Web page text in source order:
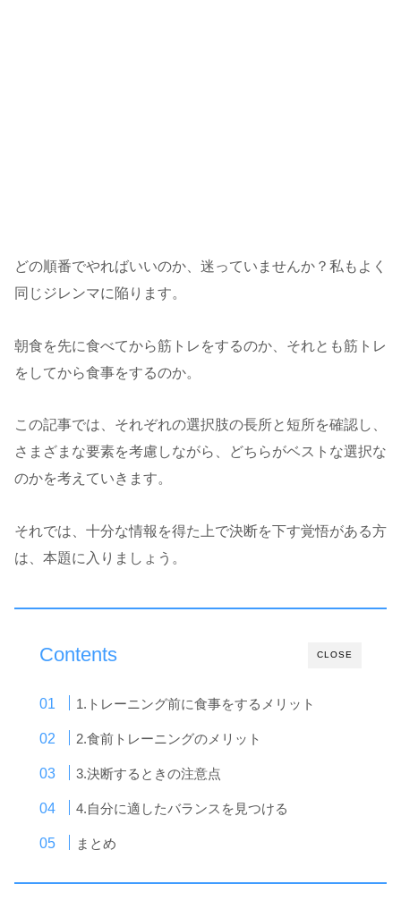
どの順番でやればいいのか、迷っていませんか？私もよく
同じジレンマに陥ります。
朝食を先に食べてから筋トレをするのか、それとも筋トレ
をしてから食事をするのか。
この記事では、それぞれの選択肢の長所と短所を確認し、
さまざまな要素を考慮しながら、どちらがベストな選択な
のかを考えていきます。
それでは、十分な情報を得た上で決断を下す覚悟がある方
は、本題に入りましょう。
CLOSE
Contents
1.トレーニング前に食事をするメリット
2.食前トレーニングのメリット
3.決断するときの注意点
4.自分に適したバランスを見つける
まとめ